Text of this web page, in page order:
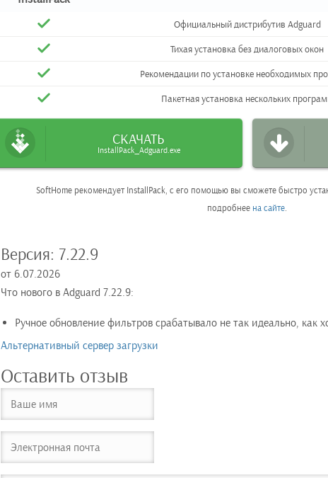
Официальный дистрибутив Adguard
Тихая установка без диалоговых окон
Рекомендации по установке необходимых
Пакетная установка нескольких
СКАЧАТЬ
InstallPack_Adguard.exe
SoftHome рекомендует InstallPack, с его помощью вы сможете быстро
подробнее на сайте.
Версия: 7.22.9
от 6.07.2026
Что нового в Adguard 7.22.9:
Ручное обновление фильтров срабатывало не так идеально, как
Альтернативный сервер загрузки
Оставить отзыв